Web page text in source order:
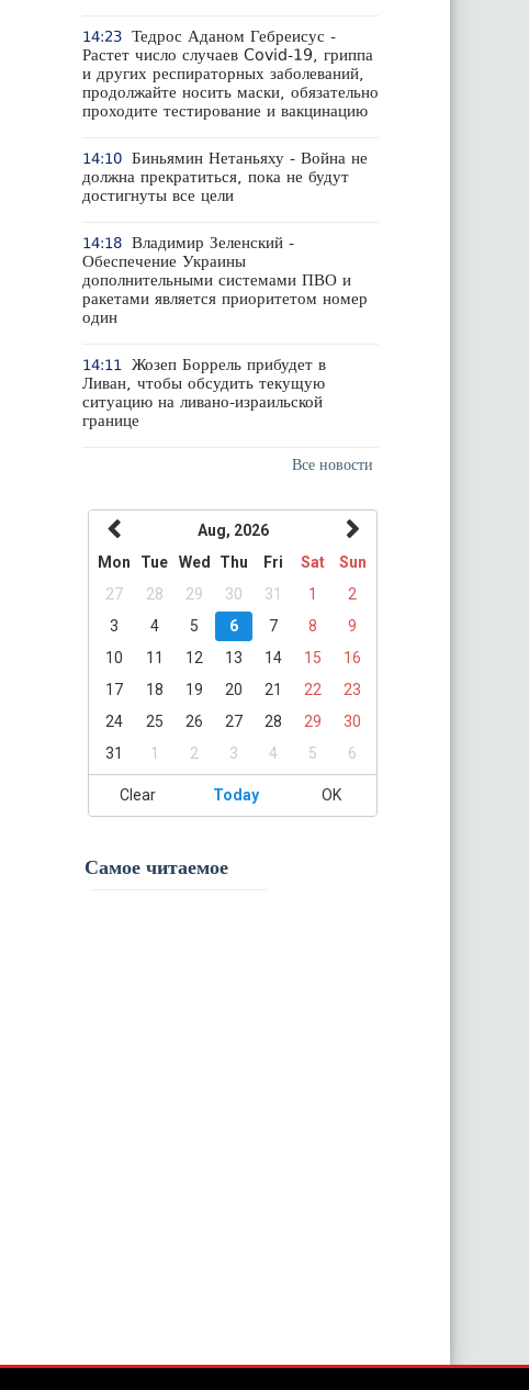
14:23 Тедрос Аданом Гебреисус -
Растет число случаев Covid-19, гриппа
и других респираторных заболеваний,
продолжайте носить маски, обязательно
проходите тестирование и вакцинацию
14:10 Биньямин Нетаньяху - Война не
должна прекратиться, пока не будут
достигнуты все цели
14:18 Владимир Зеленский -
Обеспечение Украины
дополнительными системами ПВО и
ракетами является приоритетом номер
один
14:11
Жозеп Боррель прибудет в
Ливан, чтобы обсудить текущую
ситуацию на ливано-израильской
границе
Все новости
Aug, 2026
Mon
Tue Wed Thu Fri Sat
Sun
27
28 29 30 31 1
2
3
4 5 6 7 8
9
10
11 12 13 14 15
16
17
18 19 20 21 22
23
24
25 26 27 28 29
30
31
1 2 3 4 5 6
Clear Today OK
Самое читаемое